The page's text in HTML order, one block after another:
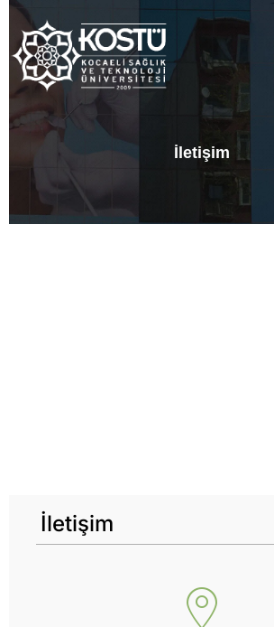
İletişim
İletişim